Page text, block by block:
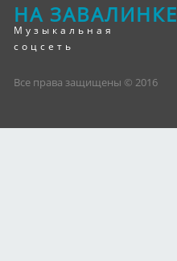
НА ЗАВАЛИНКЕ
Музыкальная
соцсеть
Все права защищены © 2016